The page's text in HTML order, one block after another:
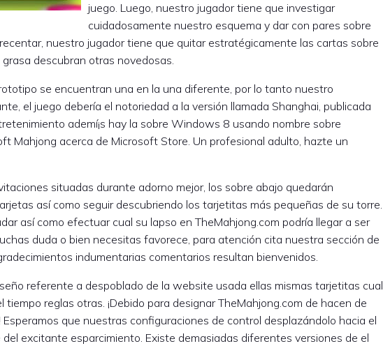
juego. Luego, nuestro jugador tiene que investigar
cuidadosamente nuestro esquema y dar con pares sobre
nuestro jugador tiene que quitar estratégicamente las cartas sobre
descubran otras novedosas.
se encuentran una en la una diferente, por lo tanto nuestro
el juego debería el notoriedad a la versión llamada Shanghai, publicada
ademí¡s hay la sobre Windows 8 usando nombre sobre
Mahjong acerca de Microsoft Store. Un profesional adulto, hazte un
situadas durante adorno mejor, los sobre abajo quedarán
así­ como seguir descubriendo los tarjetitas más pequeñas de su torre.
así­ como efectuar cual su lapso en TheMahjong.com podrí­a llegar a ser
duda o bien necesitas favorece, para atención cita nuestra sección de
indumentarias comentarios resultan bienvenidos.
referente a despoblado de la website usada ellas mismas tarjetitas cual
reglas otras. ¡Debido para designar TheMahjong.com de hacen de
que nuestras configuraciones de control desplazándolo hacia el
excitante esparcimiento. Existe demasiadas diferentes versiones de el